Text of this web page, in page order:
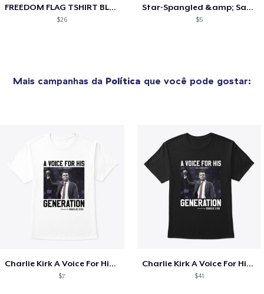
FREEDOM FLAG TSHIRT BLACK
$26
Star-Spangled &amp; Sauce Stained
$5
Mais campanhas da Política que você pode gostar:
Charlie Kirk A Voice For His Generation
$7
Charlie Kirk A Voice For His Generation
$41